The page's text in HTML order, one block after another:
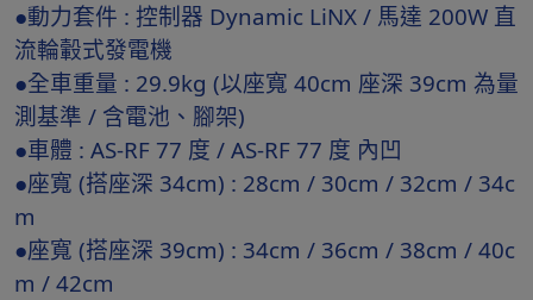
●動力套件 : 控制器 Dynamic LiNX / 馬達 200W 直
流輪轂式發電機
●全車重量 : 29.9kg (以座寬 40cm 座深 39cm 為量
測基準 / 含電池、腳架)
●車體 : AS-RF 77 度 / AS-RF 77 度 內凹
●座寬 (搭座深 34cm) : 28cm / 30cm / 32cm / 34c
m
●座寬 (搭座深 39cm) : 34cm / 36cm / 38cm / 40c
m / 42cm